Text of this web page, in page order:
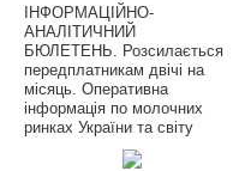
ІНФОРМАЦІЙНО-
АНАЛІТИЧНИЙ
БЮЛЕТЕНЬ. Розсилається
передплатникам двічі на
місяць. Оперативна
інформація по молочних
ринках України та світу